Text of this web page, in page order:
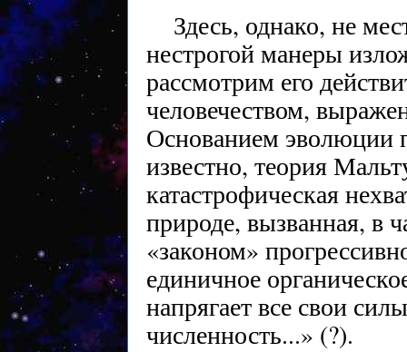
Здесь, однако, не
нестрогой манеры
рассмотрим его
человечеством,
Основанием эволюции
известно, теория
катастрофическая
природе, вызванная, в
«законом»
единичное
напрягает все свои
численность...» (?).